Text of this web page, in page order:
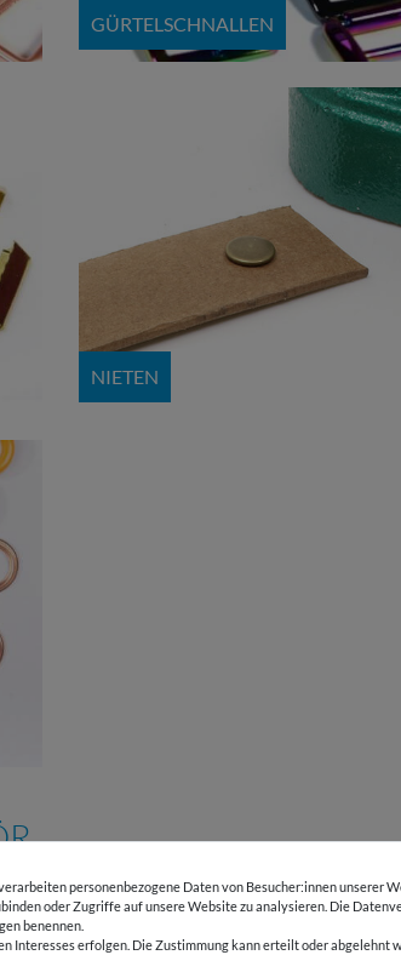
GÜRTELSCHNALLEN
NIETEN
personenbezogene Daten von Besucher:innen unserer
oder Zugriffe auf unsere Website zu analysieren. Die
benennen.
erfolgen. Die Zustimmung kann erteilt oder abgelehnt